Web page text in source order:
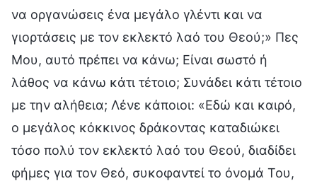
να οργανώσεις ένα μεγάλο γλέντι και να
γιορτάσεις με τον εκλεκτό λαό του Θεού;» Πες
Μου, αυτό πρέπει να κάνω; Είναι σωστό ή
λάθος να κάνω κάτι τέτοιο; Συνάδει κάτι τέτοιο
με την αλήθεια; Λένε κάποιοι: «Εδώ και καιρό,
ο μεγάλος κόκκινος δράκοντας καταδιώκει
τόσο πολύ τον εκλεκτό λαό του Θεού, διαδίδει
φήμες για τον Θεό, συκοφαντεί το όνομά Του,